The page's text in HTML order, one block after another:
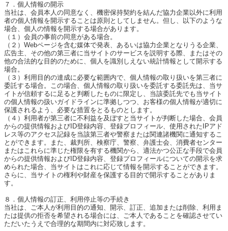
７．個人情報の開示
当社は、会員本人の同意なく、機密保持契約を結んだ協力企業以外に利用
者の個人情報を開示することは原則としてしません。但し、以下のような
場合、個人の情報を開示する場合があります。
（１）会員の事前の同意がある場合。
（２）Webページを含む媒体で発表、あるいは協力企業となりうる企業、
広告主、その他の第三者に当サイトのサービスを説明する際、またはその
他の合法的な目的のために、個人を識別しえない統計情報として開示する
場合。
（３）利用目的の達成に必要な範囲内で、個人情報の取り扱いを第三者に
委託する場合。この場合、個人情報の取り扱いを委託する委託先は、当サ
イトが信頼するに足ると判断したものに限定し、当該委託先でも当サイト
の個人情報の扱いガイドラインに準拠しつつ、お客様の個人情報が適切に
保護されるよう、必要な措置をとるものとします。
（４）利用者が第三者に不利益を及ぼすと当サイトが判断した場合、会員
からの提供情報およびID登録内容、登録プロフィール、使用されたIPアド
レス等のアクセス記録を当該第三者や警察または関連諸機関に通知するこ
とができます。また、裁判所、検察庁、警察、弁護士会、消費者センター
またはこれらに準じた権限を有する機関から、適法かつ公正な手段で会員
からの提供情報およびID登録内容、登録プロフィールについての開示を求
められた場合、当サイトはこれに応じて情報を開示することができます。
さらに、当サイトの権利や財産を保護する目的で開示することがありま
す。
８．個人情報の訂正、利用停止等の手続き
当社は、ご本人が利用目的の通知、開示、訂正、追加または削除、利用ま
たは提供の拒否を希望される場合には、ご本人であることを確認させてい
ただいたうえで合理的な期間内に対応致します。